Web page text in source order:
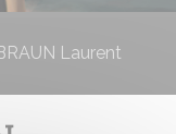
Laurent